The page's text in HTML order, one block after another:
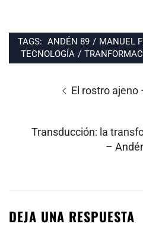
TAGS: ANDÉN 89 / MANUEL
TECNOLOGÍA /
Entrada
El rostro ajeno
Entrada
Transducción: la
–
DEJA UNA RESPUESTA